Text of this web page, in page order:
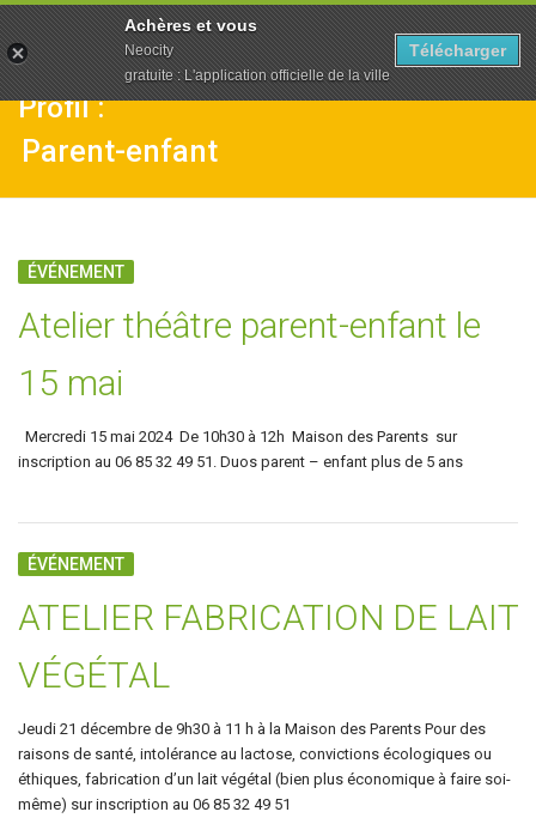
Profil :
Parent-enfant
ÉVÉNEMENT
Atelier théâtre parent-enfant le
15 mai
Mercredi 15 mai 2024 De 10h30 à 12h Maison des Parents sur
inscription au 06 85 32 49 51. Duos parent – enfant plus de 5 ans
ÉVÉNEMENT
ATELIER FABRICATION DE LAIT
VÉGÉTAL
Jeudi 21 décembre de 9h30 à 11 h à la Maison des Parents Pour des
raisons de santé, intolérance au lactose, convictions écologiques ou
éthiques, fabrication d’un lait végétal (bien plus économique à faire soi-
même) sur inscription au 06 85 32 49 51
Achères et vous
Neocity
gratuite : L'application officielle de la ville
Télécharger